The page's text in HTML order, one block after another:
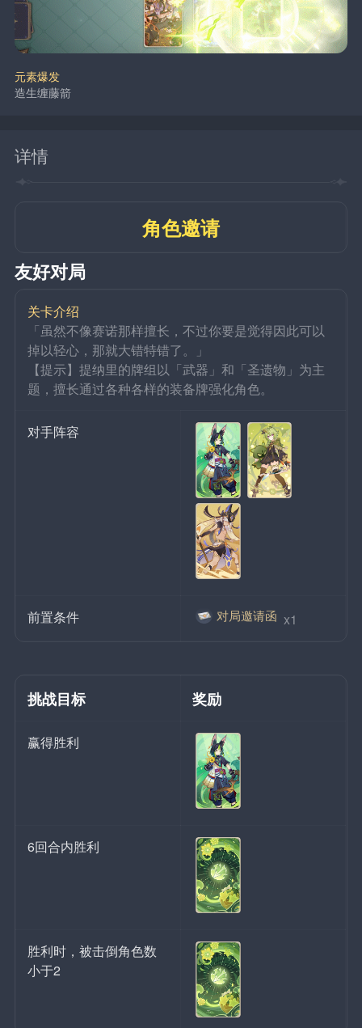
元素爆发
造生缠藤箭
详情
角色邀请
友好对局
关卡介绍
「虽然不像赛诺那样擅长，不过你要是觉得因此可以
掉以轻心，那就大错特错了。」
【提示】提纳里的牌组以「武器」和「圣遗物」为主
题，擅长通过各种各样的装备牌强化角色。
对手阵容
前置条件 对局邀请函 x1
挑战目标 奖励
赢得胜利
6回合内胜利
胜利时，被击倒角色数
小于2